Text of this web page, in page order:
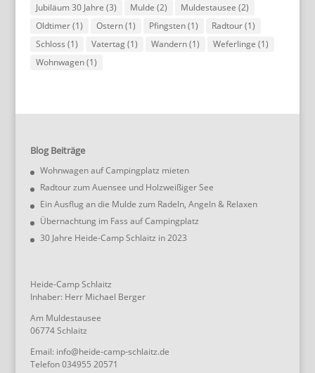
Jubiläum 30 Jahre (3) Mulde (2) Muldestausee (2)
Oldtimer(1) Ostern(1) Pfingsten(1) Radtour(1)
Schloss (1) Vatertag(1) Wandern(1) Weferlinge (1)
Wohnwagen(1)
Blog Beiträge
Wohnwagen auf Campingplatz mieten
Radtour zum Auensee und Holzweißiger See
Ein Ausflug an die Mulde zum Radeln, Angeln & Relaxen
Übernachtung im Fass auf Campingplatz
30 Jahre Heide-Camp Schlaitz in 2023
Heide-Camp Schlaitz
Inhaber: Herr Michael Berger
Am Muldestausee
06774 Schlaitz
Email: info@heide-camp-schlaitz.de
Telefon 034955 20571